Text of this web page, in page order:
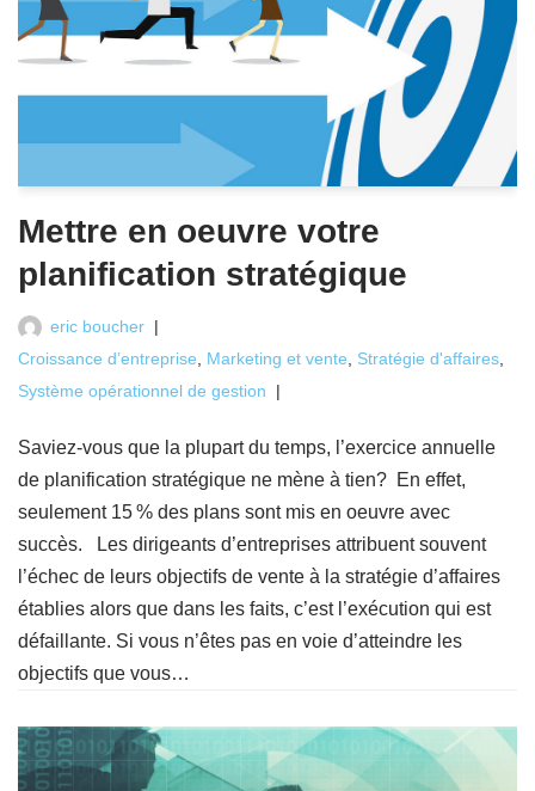
Mettre en oeuvre votre
planification stratégique
eric boucher
Croissance d’entreprise
Marketing et vente Stratégie d'affaires
Système opérationnel de gestion
Saviez-vous que la plupart du temps, l’exercice annuelle
de planification stratégique ne mène à tien? En effet,
seulement 15 % des plans sont mis en oeuvre avec
succès. Les dirigeants d’entreprises attribuent souvent
l’échec de leurs objectifs de vente à la stratégie d’affaires
établies alors que dans les faits, c’est l’exécution qui est
défaillante. Si vous n’êtes pas en voie d’atteindre les
objectifs que vous…